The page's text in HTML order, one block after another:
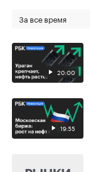
За все время
20:00
19:55